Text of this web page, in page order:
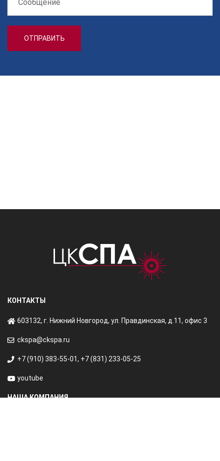
КОНТАКТЫ
603132, г. Нижний Новгород, ул. Правдинская, д.11, офис 3
ckspa@ckspa.ru
+7 (910) 383-55-01, +7 (831) 233-05-25
youtube
НАША КОМПАНИЯ